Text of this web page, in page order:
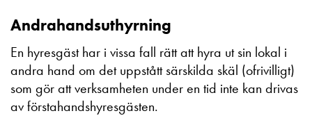
Andrahandsuthyrning
En hyresgäst har i vissa fall rätt att hyra ut sin lokal i
andra hand om det uppstått särskilda skäl (ofrivilligt)
som gör att verksamheten under en tid inte kan drivas
av förstahandshyresgästen.